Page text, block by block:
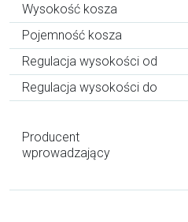
Wysokość kosza
Pojemność kosza
Regulacja wysokości od
Regulacja wysokości do
Producent
wprowadzający